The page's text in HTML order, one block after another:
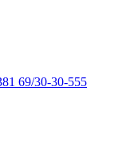
69/30-30-555